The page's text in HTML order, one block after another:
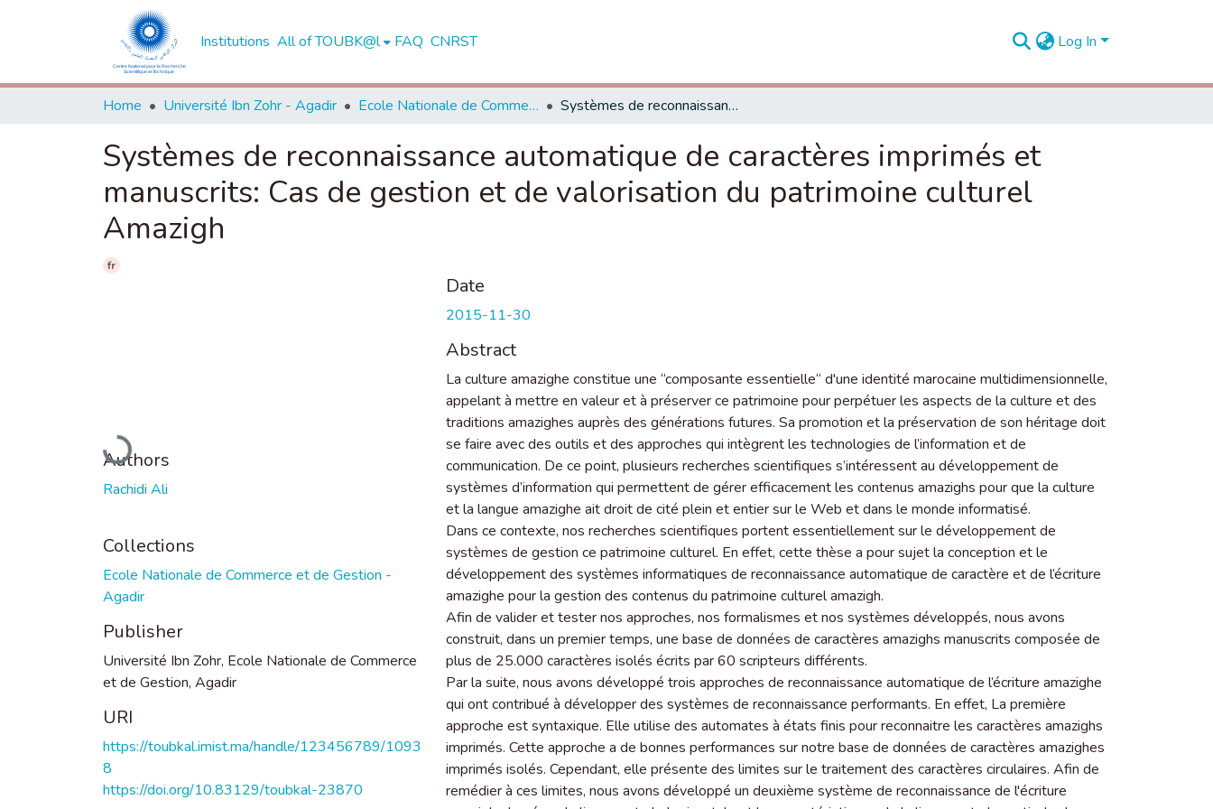
Institutions All of TOUBK@l FAQ CNRST Log In
Home Université Ibn Zohr - Agadir Ecole Nationale de Commerce et de Gestion - Agadir Systèmes de reconnaissance automatique de caractères imprimés et manuscrits: Cas de gestion et de valorisation du patrimoine culturel Amazigh
Systèmes de reconnaissance automatique de caractères imprimés et
manuscrits: Cas de gestion et de valorisation du patrimoine culturel
Amazigh
fr
Loading...
Authors
Rachidi Ali
Collections
Ecole Nationale de Commerce et de Gestion -
Agadir
Publisher
Université Ibn Zohr, Ecole Nationale de Commerce
et de Gestion, Agadir
URI
https://toubkal.imist.ma/handle/123456789/1093
8
https://doi.org/10.83129/toubkal-23870
Date
2015-11-30
Abstract
La culture amazighe constitue une “composante essentielle“ d'une identité marocaine multidimensionnelle,
appelant à mettre en valeur et à préserver ce patrimoine pour perpétuer les aspects de la culture et des
traditions amazighes auprès des générations futures. Sa promotion et la préservation de son héritage doit
se faire avec des outils et des approches qui intègrent les technologies de l’information et de
communication. De ce point, plusieurs recherches scientifiques s’intéressent au développement de
systèmes d’information qui permettent de gérer efficacement les contenus amazighs pour que la culture
et la langue amazighe ait droit de cité plein et entier sur le Web et dans le monde informatisé.
Dans ce contexte, nos recherches scientifiques portent essentiellement sur le développement de
systèmes de gestion ce patrimoine culturel. En effet, cette thèse a pour sujet la conception et le
développement des systèmes informatiques de reconnaissance automatique de caractère et de l’écriture
amazighe pour la gestion des contenus du patrimoine culturel amazigh.
Afin de valider et tester nos approches, nos formalismes et nos systèmes développés, nous avons
construit, dans un premier temps, une base de données de caractères amazighs manuscrits composée de
plus de 25.000 caractères isolés écrits par 60 scripteurs différents.
Par la suite, nous avons développé trois approches de reconnaissance automatique de l’écriture amazighe
qui ont contribué à développer des systèmes de reconnaissance performants. En effet, La première
approche est syntaxique. Elle utilise des automates à états finis pour reconnaitre les caractères amazighs
imprimés. Cette approche a de bonnes performances sur notre base de données de caractères amazighes
imprimés isolés. Cependant, elle présente des limites sur le traitement des caractères circulaires. Afin de
remédier à ces limites, nous avons développé un deuxième système de reconnaissance de l'écriture